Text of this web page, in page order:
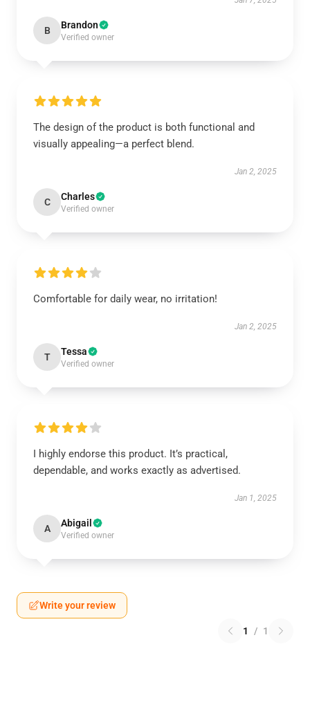
B Brandon
Verified owner
The design of the product is both functional and
visually appealing—a perfect blend.
Jan 2, 2025
C Charles
Verified owner
Comfortable for daily wear, no irritation!
Jan 2, 2025
T Tessa
Verified owner
I highly endorse this product. It’s practical,
dependable, and works exactly as advertised.
Jan 1, 2025
A Abigail
Verified owner
Write your review
1 / 1